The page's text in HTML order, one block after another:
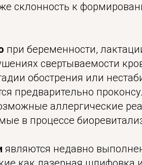
склонность к
при беременности,
свертываемости
обострения или
предварительно
аллергические
в процессе
являются недавно